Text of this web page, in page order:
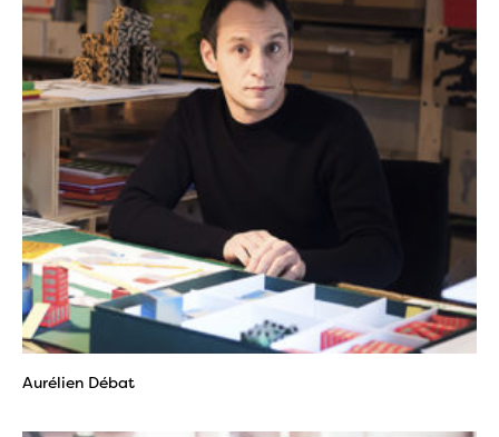
Aurélien Débat